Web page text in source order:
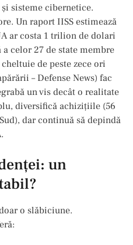
sisteme cibernetice.
Un raport IISS estimează
ar costa 1 trilion de dolari
celor 27 de state membre
de peste zece ori
– Defense News) fac
un vis decât o realitate
diversifică achizițiile (56
dar continuă să depindă
un
o slăbiciune.